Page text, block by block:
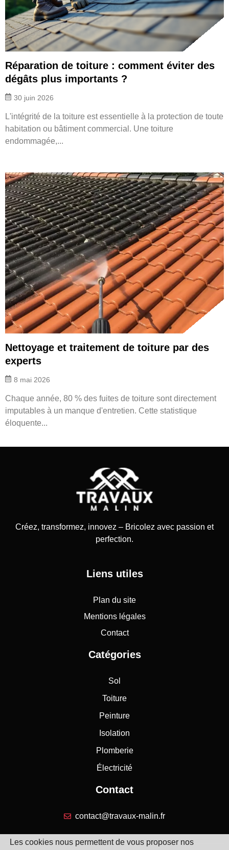
Réparation de toiture : comment éviter des
dégâts plus importants ?
30 juin 2026
L'intégrité de la toiture est essentielle à la protection de toute
habitation ou bâtiment commercial. Une toiture
endommagée,...
Nettoyage et traitement de toiture par des
experts
8 mai 2026
Chaque année, 80 % des fuites de toiture sont directement
imputables à un manque d'entretien. Cette statistique
éloquente...
Créez, transformez, innovez – Bricolez avec passion et
perfection.
Liens utiles
Plan du site
Mentions légales
Contact
Catégories
Sol
Toiture
Peinture
Isolation
Plomberie
Électricité
Contact
contact@travaux-malin.fr
Les cookies nous permettent de vous proposer nos